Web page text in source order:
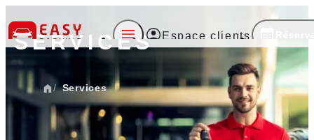
Accueil
Société
Services
Actualités
Espace clients
SERVICES
Services